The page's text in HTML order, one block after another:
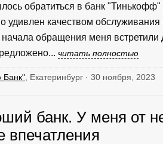
обратиться в банк
удивлен качеством
начала обращения меня
читать полностью
Банк" , Екатеринбург · 30 ноября, 2023
банк. У меня от
впечатления